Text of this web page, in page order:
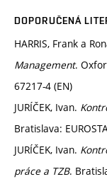
DOPORUČENÁ
HARRIS, Frank a
Management.
67217-4 (EN)
JURÍČEK, Ivan.
Bratislava:
JURÍČEK, Ivan.
práce a TZB.